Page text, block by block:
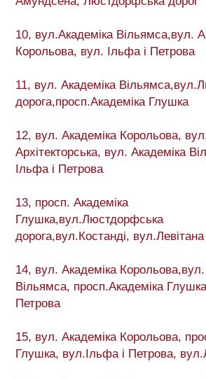
10, вул.Академіка Вільямса,вул.
Корольова, вул. Ільфа і Петрова
11, вул. Академіка
дорога,просп.Академіка Глушка
12, вул. Академіка Корольова,
Архітекторська, вул. Академіка
Ільфа і Петрова
13, просп. Академіка
Глушка,вул.Люстдорфська
дорога,вул.Костанді, вул.Левітана
14, вул. Академіка
Вільямса, просп.Академіка
Петрова
15, вул. Академіка Корольова,
Глушка, вул.Ільфа і Петрова,